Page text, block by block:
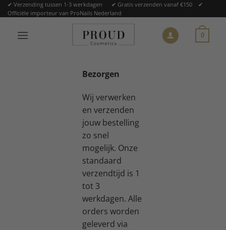
Ga
naar
inhoud
✔ Verzending tussen 1-3 werkdagen ✔ Gratis verzenden vanaf €150 ✔
Officiële importeur van ProNails Nederland
0
Bezorgen
Wij verwerken
en verzenden
jouw bestelling
zo snel
mogelijk. Onze
standaard
verzendtijd is 1
tot 3
werkdagen. Alle
orders worden
geleverd via